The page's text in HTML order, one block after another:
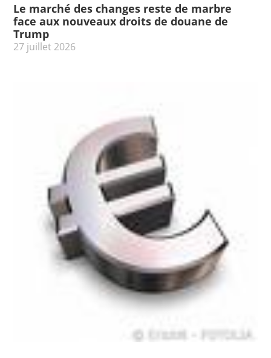
Le marché des changes reste de marbre
face aux nouveaux droits de douane de
Trump
27 juillet 2026